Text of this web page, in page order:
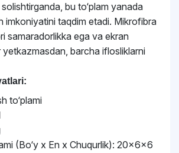
bu to‘plam yanada
imkoniyatini taqdim etadi. Mikrofibra
samaradorlikka ega va ekran
barcha iflosliklarni
to‘plami
(Bo‘y x En x Chuqurlik): 20x6x6